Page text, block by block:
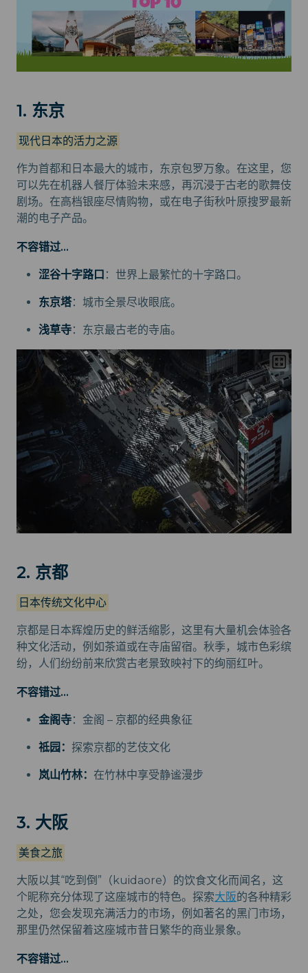
1. 东京
现代日本的活力之源
作为首都和日本最大的城市，东京包罗万象。在这里，您
可以先在机器人餐厅体验未来感，再沉浸于古老的歌舞伎
剧场。在高档银座尽情购物，或在电子街秋叶原搜罗最新
潮的电子产品。
不容错过...
涩谷十字路口 ：世界上最繁忙的十字路口。
东京塔：城市全景尽收眼底。
浅草寺：东京最古老的寺庙。
2. 京都
日本传统文化中心
京都是日本辉煌历史的鲜活缩影，这里有大量机会体验各
种文化活动，例如茶道或在寺庙留宿。秋季，城市色彩缤
纷，人们纷纷前来欣赏古老景致映衬下的绚丽红叶。
不容错过...
金阁寺：金阁 – 京都的经典象征
祗园： 探索京都的艺伎文化
岚山竹林： 在竹林中享受静谧漫步
3. 大阪
美食之旅
大阪以其“吃到倒”（kuidaore）的饮食文化而闻名，这
个昵称充分体现了这座城市的特色。探索大阪的各种精彩
之处，您会发现充满活力的市场，例如著名的黑门市场，
那里仍然保留着这座城市昔日繁华的商业景象。
不容错过...